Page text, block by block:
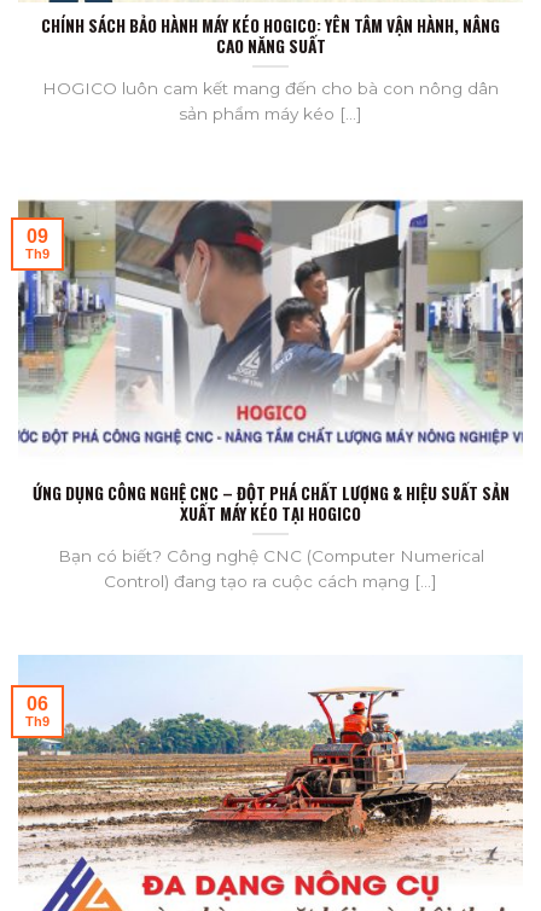
CHÍNH SÁCH BẢO HÀNH MÁY KÉO HOGICO: YÊN TÂM VẬN HÀNH, NÂNG
CAO NĂNG SUẤT
HOGICO luôn cam kết mang đến cho bà con nông dân
sản phẩm máy kéo [...]
ỨNG DỤNG CÔNG NGHỆ CNC – ĐỘT PHÁ CHẤT LƯỢNG & HIỆU SUẤT SẢN
XUẤT MÁY KÉO TẠI HOGICO
Bạn có biết? Công nghệ CNC (Computer Numerical
Control) đang tạo ra cuộc cách mạng [...]
09
Th9
06
Th9